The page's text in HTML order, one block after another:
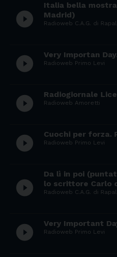
play_circle_filled
Italia bella
Madrid)
Radioweb C.A.G. di
play_circle_filled Very Importan
Radioweb Primo Levi
play_circle_filled Radiogiornale
Radioweb Amoretti
play_circle_filled Cuochi per forza.
Radioweb Primo Levi
play_circle_filled
Da lì in poi
lo scrittore Carlo
Radioweb C.A.G. di
play_circle_filled Very Important
Radioweb Primo Levi